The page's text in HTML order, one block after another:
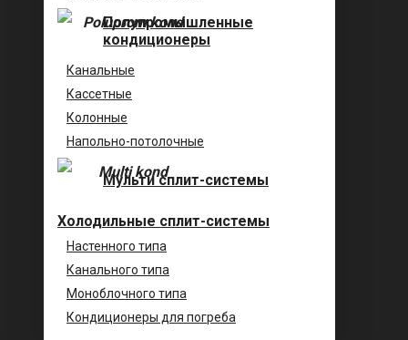
Полупромышленные
кондиционеры
Канальные
Кассетные
Колонные
Напольно-потолочные
Мульти сплит-системы
Холодильные сплит-системы
Настенного типа
Канального типа
Моноблочного типа
Кондиционеры для погреба